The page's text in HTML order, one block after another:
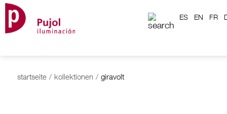
ES EN FR
startseite / kollektionen / giravolt